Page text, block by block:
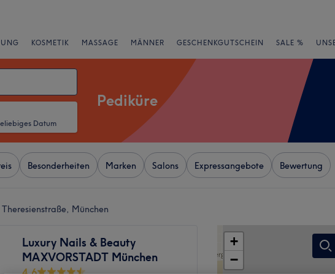
KOSMETIK MASSAGE MÄNNER GESCHENKGUTSCHEIN SALE %
Datum
Pediküre
Besonderheiten Marken Salons Expressangebote Bewertung
München
Luxury Nails & Beauty
MAXVORSTADT München
+
−